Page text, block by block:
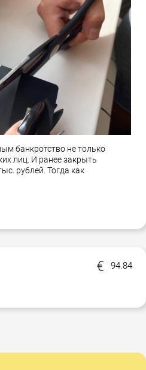
банкротство не только
лиц. И ранее закрыть
рублей. Тогда как
94.84